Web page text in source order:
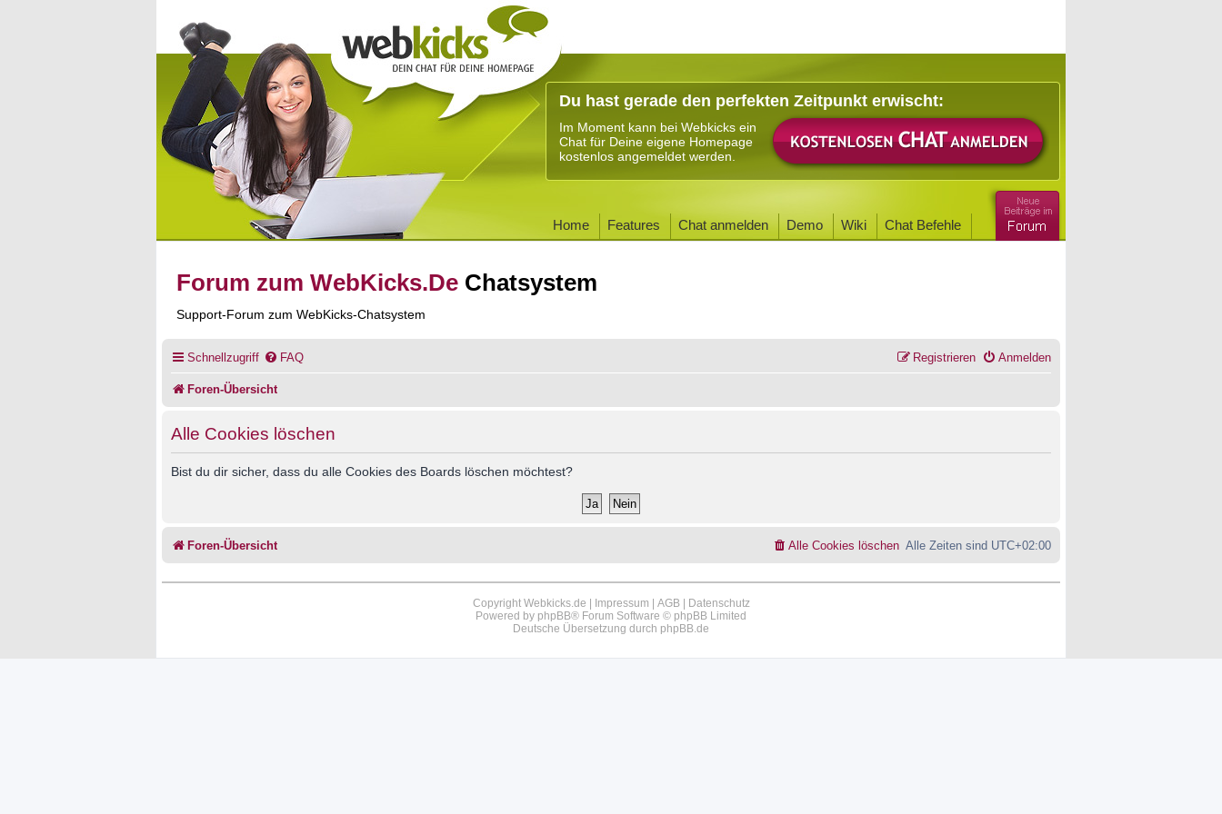
Du hast gerade den perfekten Zeitpunkt erwischt:
Im Moment kann bei Webkicks ein
Chat für Deine eigene Homepage
kostenlos angemeldet werden.
Home Features Chat anmelden Demo Wiki Chat Befehle
Forum zum WebKicks.De Chatsystem
Support-Forum zum WebKicks-Chatsystem
Schnellzugriff FAQ Anmelden
Registrieren
Foren-Übersicht
Alle Cookies löschen
Bist du dir sicher, dass du alle Cookies des Boards löschen möchtest?
Foren-Übersicht Alle Zeiten sind UTC+02:00
Alle Cookies löschen
Copyright Webkicks.de | Impressum AGB|
Datenschutz
Powered by phpBB® Forum Software © phpBB Limited
Deutsche Übersetzung durch phpBB.de